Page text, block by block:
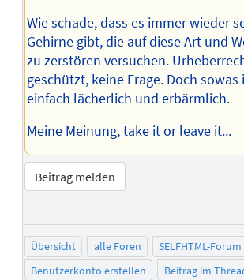
Wie schade, dass es immer wieder
Gehirne gibt, die auf diese Art und
zu zerstören versuchen.
geschützt, keine Frage. Doch
einfach lächerlich und erbärmlich.
Meine Meinung, take it or leave it...
Beitrag melden
Übersicht alle Foren
SELFHTML-Forum
Benutzerkonto erstellen
Beitrag im